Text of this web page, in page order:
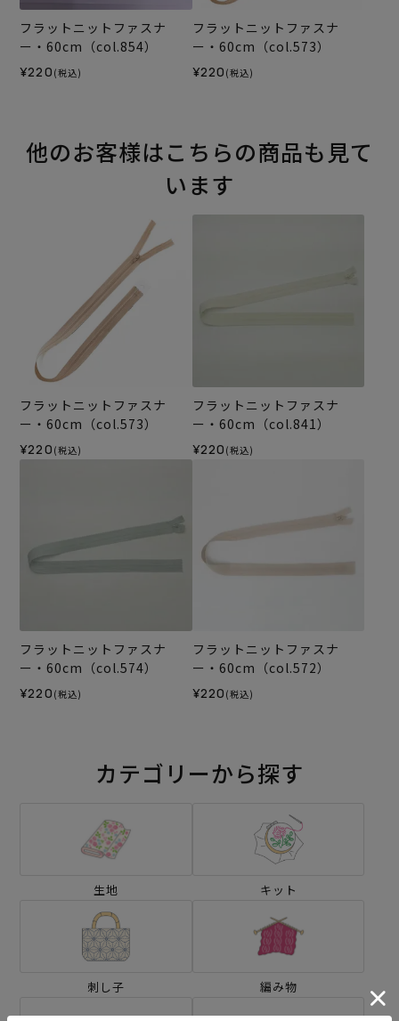
フラットニットファスナ
ー・60cm（col.854）
¥220 (税込)
フラットニットファスナ
ー・60cm（col.573）
¥220 (税込)
他のお客様はこちらの商品も見て
います
フラットニットファスナ
ー・60cm（col.573）
¥220 (税込)
フラットニットファスナ
ー・60cm（col.841）
¥220 (税込)
フラットニットファスナ
ー・60cm（col.574）
¥220 (税込)
フラットニットファスナ
ー・60cm（col.572）
¥220 (税込)
カテゴリーから探す
生地 キット
刺し子 編み物